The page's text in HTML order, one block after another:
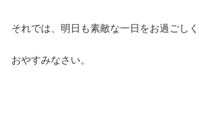
それでは、明日も素敵な一日をお過ごしく
おやすみなさい。